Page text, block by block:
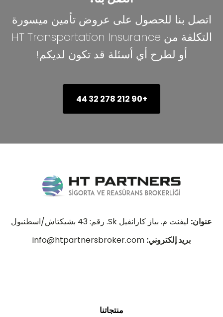
اتصل بنا للحصول على عروض تأمين ميسورة
التكلفة من HT Transportation Insurance
أو لطرح أي أسئلة قد تكون لديكم!
+90 212 278 32 44
عنوان: ليفنت م. بياز كارانفيل Sk. رقم: 43 بشيكتاش/اسطنبول
بريد إلكتروني: info@htpartnersbroker.com
منتجاتنا